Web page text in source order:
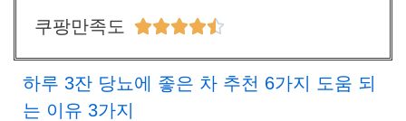
쿠팡만족도 
하루 3잔 당뇨에 좋은 차 추천 6가지 도움 되
는 이유 3가지